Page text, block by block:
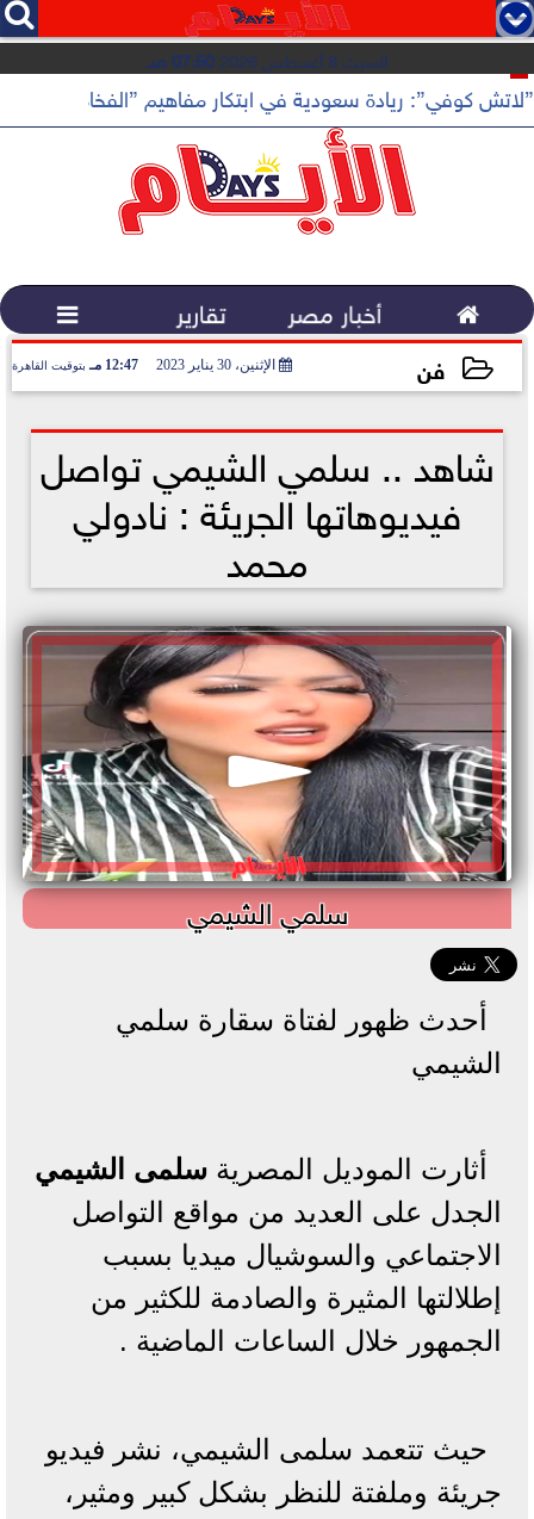
   
السبت 8 أغسطس 2026 07:50 صـ
”لاتش كوفي”: ريادة سعودية في ابتكار مفاهيم ”الفخامة
 أخبار مصر تقارير 
فن الإثنين، 30 يناير 2023 12:47 مـ بتوقيت القاهرة
شاهد .. سلمي الشيمي تواصل
فيديوهاتها الجريئة : نادولي
محمد
سلمي الشيمي
أحدث ظهور لفتاة سقارة سلمي
الشيمي
أثارت الموديل المصرية سلمى الشيمي
الجدل على العديد من مواقع التواصل
الاجتماعي والسوشيال ميديا بسبب
إطلالتها المثيرة والصادمة للكثير من
الجمهور خلال الساعات الماضية .
حيث تتعمد سلمى الشيمي، نشر فيديو
جريئة وملفتة للنظر بشكل كبير ومثير،